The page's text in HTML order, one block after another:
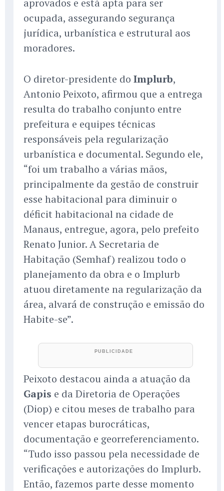
aprovados e está apta para ser
ocupada, assegurando segurança
jurídica, urbanística e estrutural aos
moradores.
O diretor-presidente do Implurb,
Antonio Peixoto, afirmou que a entrega
resulta do trabalho conjunto entre
prefeitura e equipes técnicas
responsáveis pela regularização
urbanística e documental. Segundo ele,
“foi um trabalho a várias mãos,
principalmente da gestão de construir
esse habitacional para diminuir o
déficit habitacional na cidade de
Manaus, entregue, agora, pelo prefeito
Renato Junior. A Secretaria de
Habitação (Semhaf) realizou todo o
planejamento da obra e o Implurb
atuou diretamente na regularização da
área, alvará de construção e emissão do
Habite-se”.
Peixoto destacou ainda a atuação da
Gapis e da Diretoria de Operações
(Diop) e citou meses de trabalho para
vencer etapas burocráticas,
documentação e georreferenciamento.
“Tudo isso passou pela necessidade de
verificações e autorizações do Implurb.
Então, fazemos parte desse momento